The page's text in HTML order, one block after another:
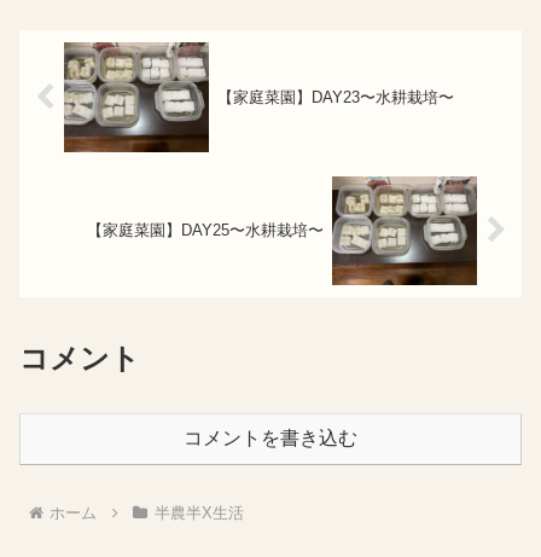
【家庭菜園】DAY23〜水耕栽培〜
【家庭菜園】DAY25〜水耕栽培〜
コメント
コメントを書き込む
ホーム 半農半X生活